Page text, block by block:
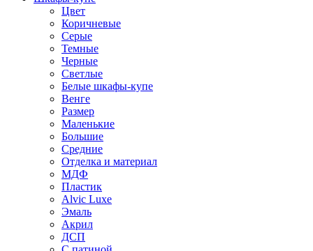
Цвет
Коричневые
Серые
Темные
Черные
Светлые
Белые шкафы-купе
Венге
Размер
Маленькие
Большие
Средние
Отделка и материал
МДФ
Пластик
Alvic Luxe
Эмаль
Акрил
ДСП